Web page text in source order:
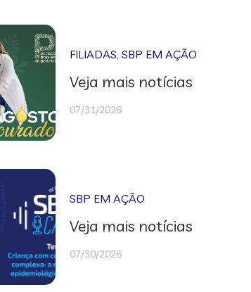
FILIADAS,SBP EM AÇÃO
Veja mais notícias
07/31/2026
SBP EM AÇÃO
Veja mais notícias
07/30/2026